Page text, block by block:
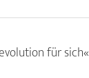
für sich«